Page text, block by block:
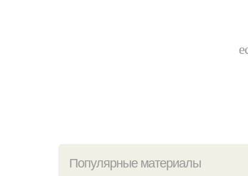
Популярные материалы